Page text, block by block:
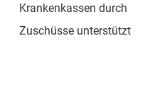
Krankenkassen durch
Zuschüsse unterstützt